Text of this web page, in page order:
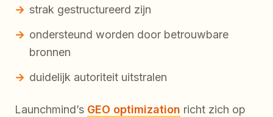
strak gestructureerd zijn
ondersteund worden door betrouwbare
bronnen
duidelijk autoriteit uitstralen
Launchmind’s GEO optimization richt zich op